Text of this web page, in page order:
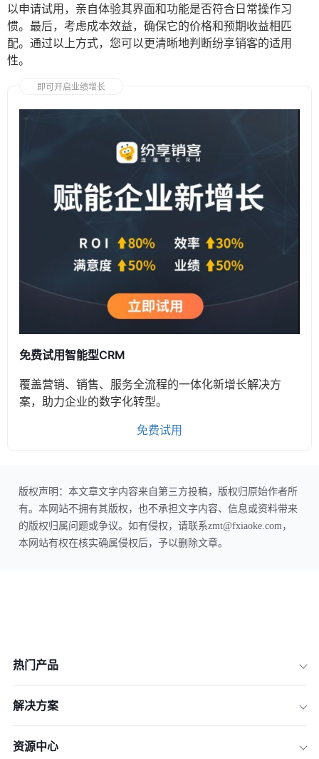
以申请试用，亲自体验其界面和功能是否符合日常操作习
惯。最后，考虑成本效益，确保它的价格和预期收益相匹
配。通过以上方式，您可以更清晰地判断纷享销客的适用
性。
即可开启业绩增长
免费试用智能型CRM
覆盖营销、销售、服务全流程的一体化新增长解决方
案，助力企业的数字化转型。
免费试用
版权声明：本文章文字内容来自第三方投稿，版权归原始作者所
有。本网站不拥有其版权，也不承担文字内容、信息或资料带来
的版权归属问题或争议。如有侵权，请联系zmt@fxiaoke.com，
本网站有权在核实确属侵权后，予以删除文章。
热门产品
解决方案
资源中心